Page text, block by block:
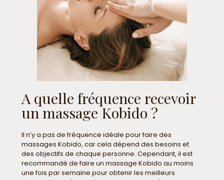
A quelle fréquence recevoir
un massage Kobido ?
Il n’y a pas de fréquence idéale pour faire des
massages Kobido, car cela dépend des besoins et
des objectifs de chaque personne. Cependant, il est
recommandé de faire un massage Kobido au moins
une fois par semaine pour obtenir les meilleurs